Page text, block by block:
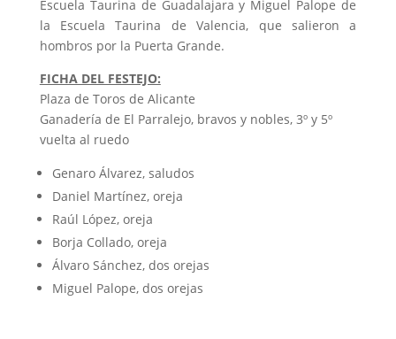
Escuela Taurina de Guadalajara y Miguel Palope de
la Escuela Taurina de Valencia, que salieron a
hombros por la Puerta Grande.
FICHA DEL FESTEJO:
Plaza de Toros de Alicante
Ganadería de El Parralejo, bravos y nobles, 3º y 5º
vuelta al ruedo
Genaro Álvarez, saludos
Daniel Martínez, oreja
Raúl López, oreja
Borja Collado, oreja
Álvaro Sánchez, dos orejas
Miguel Palope, dos orejas